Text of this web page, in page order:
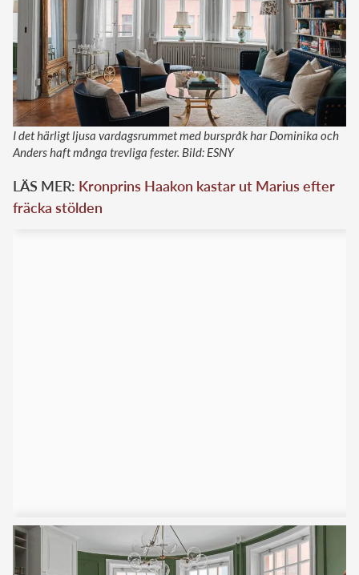
I det härligt ljusa vardagsrummet med burspråk har Dominika och
Anders haft många trevliga fester. Bild: ESNY
LÄS MER: Kronprins Haakon kastar ut Marius efter
fräcka stölden